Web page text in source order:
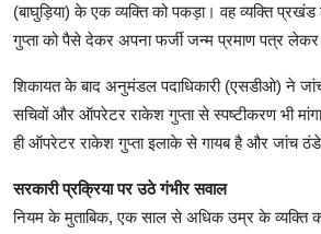
(बाघुड़िया) के एक व्यक्ति को पकड़ा। वह व्यक्ति
गुप्ता को पैसे देकर अपना फर्जी जन्म प्रमाण पत्र लेकर
शिकायत के बाद अनुमंडल पदाधिकारी (एसडीओ) ने
सचिवों और ऑपरेटर राकेश गुप्ता से स्पष्टीकरण भी
ही ऑपरेटर राकेश गुप्ता इलाके से गायब है और जांच ठंडे
सरकारी प्रक्रिया पर उठे गंभीर सवाल
नियम के मुताबिक, एक साल से अधिक उम्र के व्यक्ति